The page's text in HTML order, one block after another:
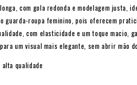
com gola redonda e modelagem justa,
guarda-roupa feminino, pois oferecem
com elasticidade e um toque macio,
um visual mais elegante, sem abrir mão
qualidade